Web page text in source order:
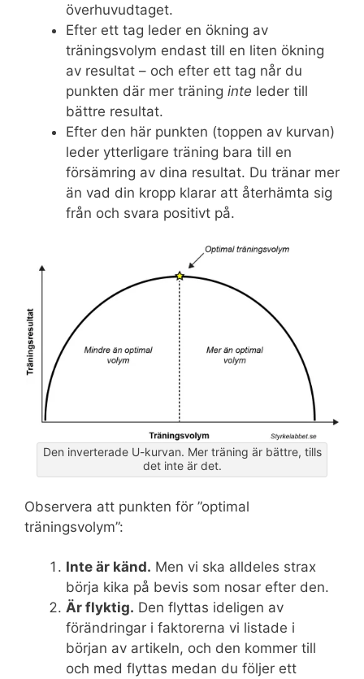
överhuvudtaget.
Efter ett tag leder en ökning av
träningsvolym endast till en liten ökning
av resultat – och efter ett tag når du
punkten där mer träning inte leder till
bättre resultat.
Efter den här punkten (toppen av kurvan)
leder ytterligare träning bara till en
försämring av dina resultat. Du tränar mer
än vad din kropp klarar att återhämta sig
från och svara positivt på.
Den inverterade U-kurvan. Mer träning är bättre, tills
det inte är det.
Observera att punkten för ”optimal
träningsvolym”:
Inte är känd. Men vi ska alldeles strax
börja kika på bevis som nosar efter den.
Är flyktig. Den flyttas ideligen av
förändringar i faktorerna vi listade i
början av artikeln, och den kommer till
och med flyttas medan du följer ett